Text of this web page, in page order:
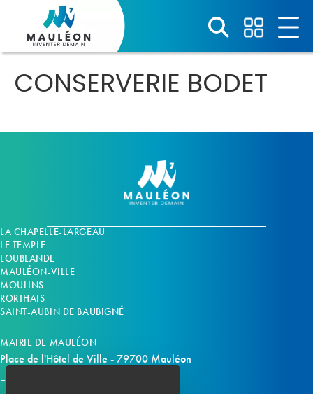
CONSERVERIE BODET
LA CHAPELLE-LARGEAU
LE TEMPLE
LOUBLANDE
MAULÉON-VILLE
MOULINS
RORTHAIS
SAINT-AUBIN DE BAUBIGNÉ
MAIRIE DE MAULÉON
Place de l'Hôtel de Ville - 79700 Mauléon
Panneau de gestion des cookies